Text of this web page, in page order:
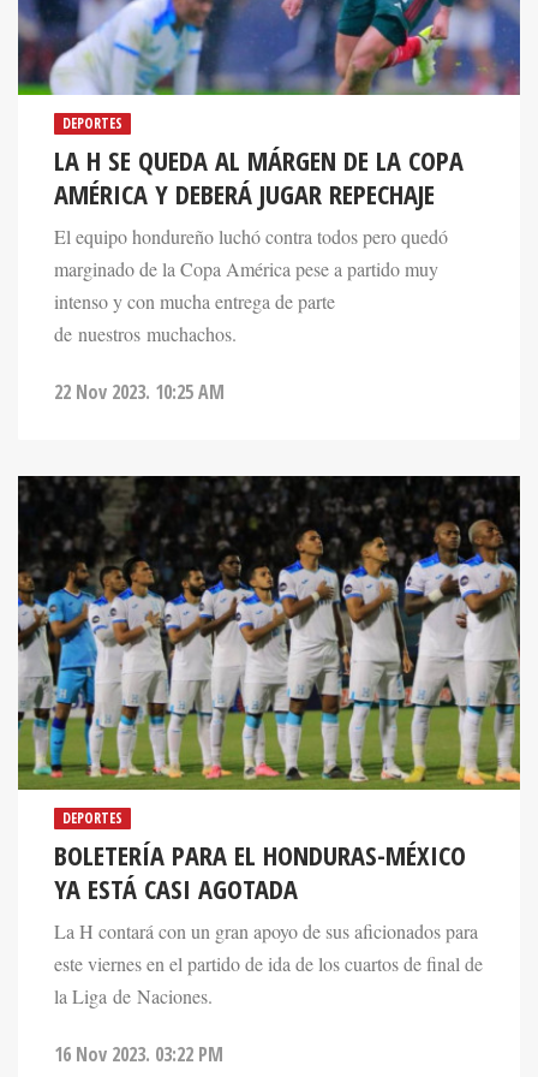
DEPORTES
LA H SE QUEDA AL MÁRGEN DE LA COPA
AMÉRICA Y DEBERÁ JUGAR REPECHAJE
El equipo hondureño luchó contra todos pero quedó
marginado de la Copa América pese a partido muy
intenso y con mucha entrega de parte
de nuestros muchachos.
22 Nov 2023. 10:25 AM
DEPORTES
BOLETERÍA PARA EL HONDURAS-MÉXICO
YA ESTÁ CASI AGOTADA
La H contará con un gran apoyo de sus aficionados para
este viernes en el partido de ida de los cuartos de final de
la Liga de Naciones.
16 Nov 2023. 03:22 PM